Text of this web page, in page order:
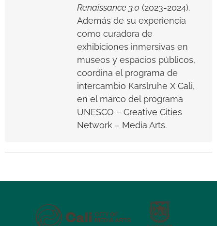
Renaissance 3.0 (2023-2024).
Además de su experiencia
como curadora de
exhibiciones inmersivas en
museos y espacios públicos,
coordina el programa de
intercambio Karslruhe X Cali,
en el marco del programa
UNESCO – Creative Cities
Network – Media Arts.